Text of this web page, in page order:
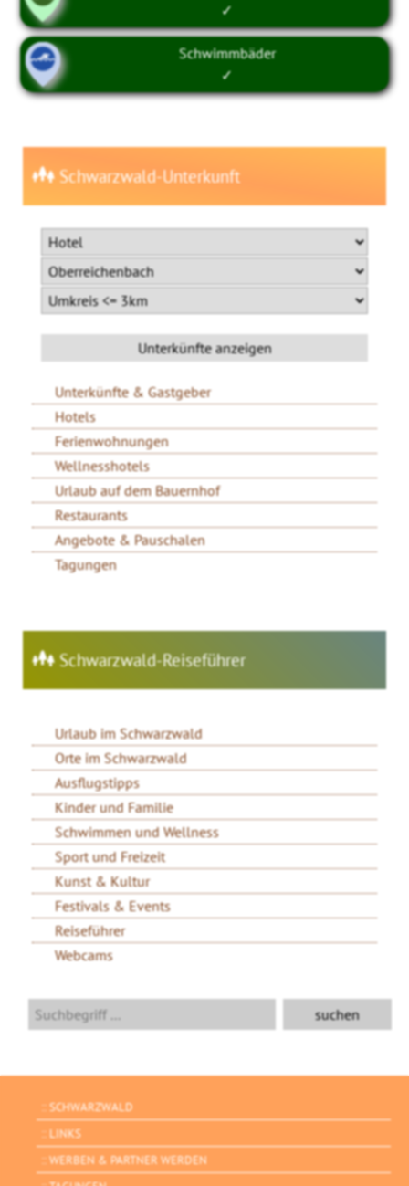
✓
Schwimmbäder
✓
Schwarzwald-Unterkunft
Unterkünfte & Gastgeber
Hotels
Ferienwohnungen
Wellnesshotels
Urlaub auf dem Bauernhof
Restaurants
Angebote & Pauschalen
Tagungen
Schwarzwald-Reiseführer
Urlaub im Schwarzwald
Orte im Schwarzwald
Ausflugstipps
Kinder und Familie
Schwimmen und Wellness
Sport und Freizeit
Kunst & Kultur
Festivals & Events
Reiseführer
Webcams
SCHWARZWALD
LINKS
WERBEN & PARTNER WERDEN